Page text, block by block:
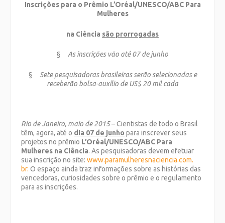
Inscrições para o Prêmio L’Oréal/UNESCO/ABC Para
Mulheres
na Ciência são prorrogadas
§ As inscrições vão até 07 de junho
§ Sete pesquisadoras brasileiras serão selecionadas e
receberão bolsa-auxílio de US$ 20 mil cada
Rio de Janeiro, maio de 2015– Cientistas de todo o Brasil
têm, agora, até o dia 07 de junho para inscrever seus
projetos no prêmio L’Oréal/UNESCO/ABC Para
Mulheres na Ciência. As pesquisadoras devem efetuar
sua inscrição no site:www.paramulheresnaciencia.com.
br. O espaço ainda traz informações sobre as histórias das
vencedoras, curiosidades sobre o prêmio e o regulamento
para as inscrições.